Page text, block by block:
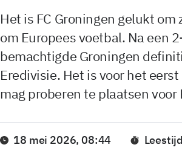
Het is FC Groningen gelukt
om Europees voetbal. Na een
bemachtigde Groningen
Eredivisie. Het is voor het
mag proberen te plaatsen voor
18 mei 2026, 08:44